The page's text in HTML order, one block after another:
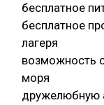
бесплатное
бесплатное
лагеря
возможность
моря
дружелюбную